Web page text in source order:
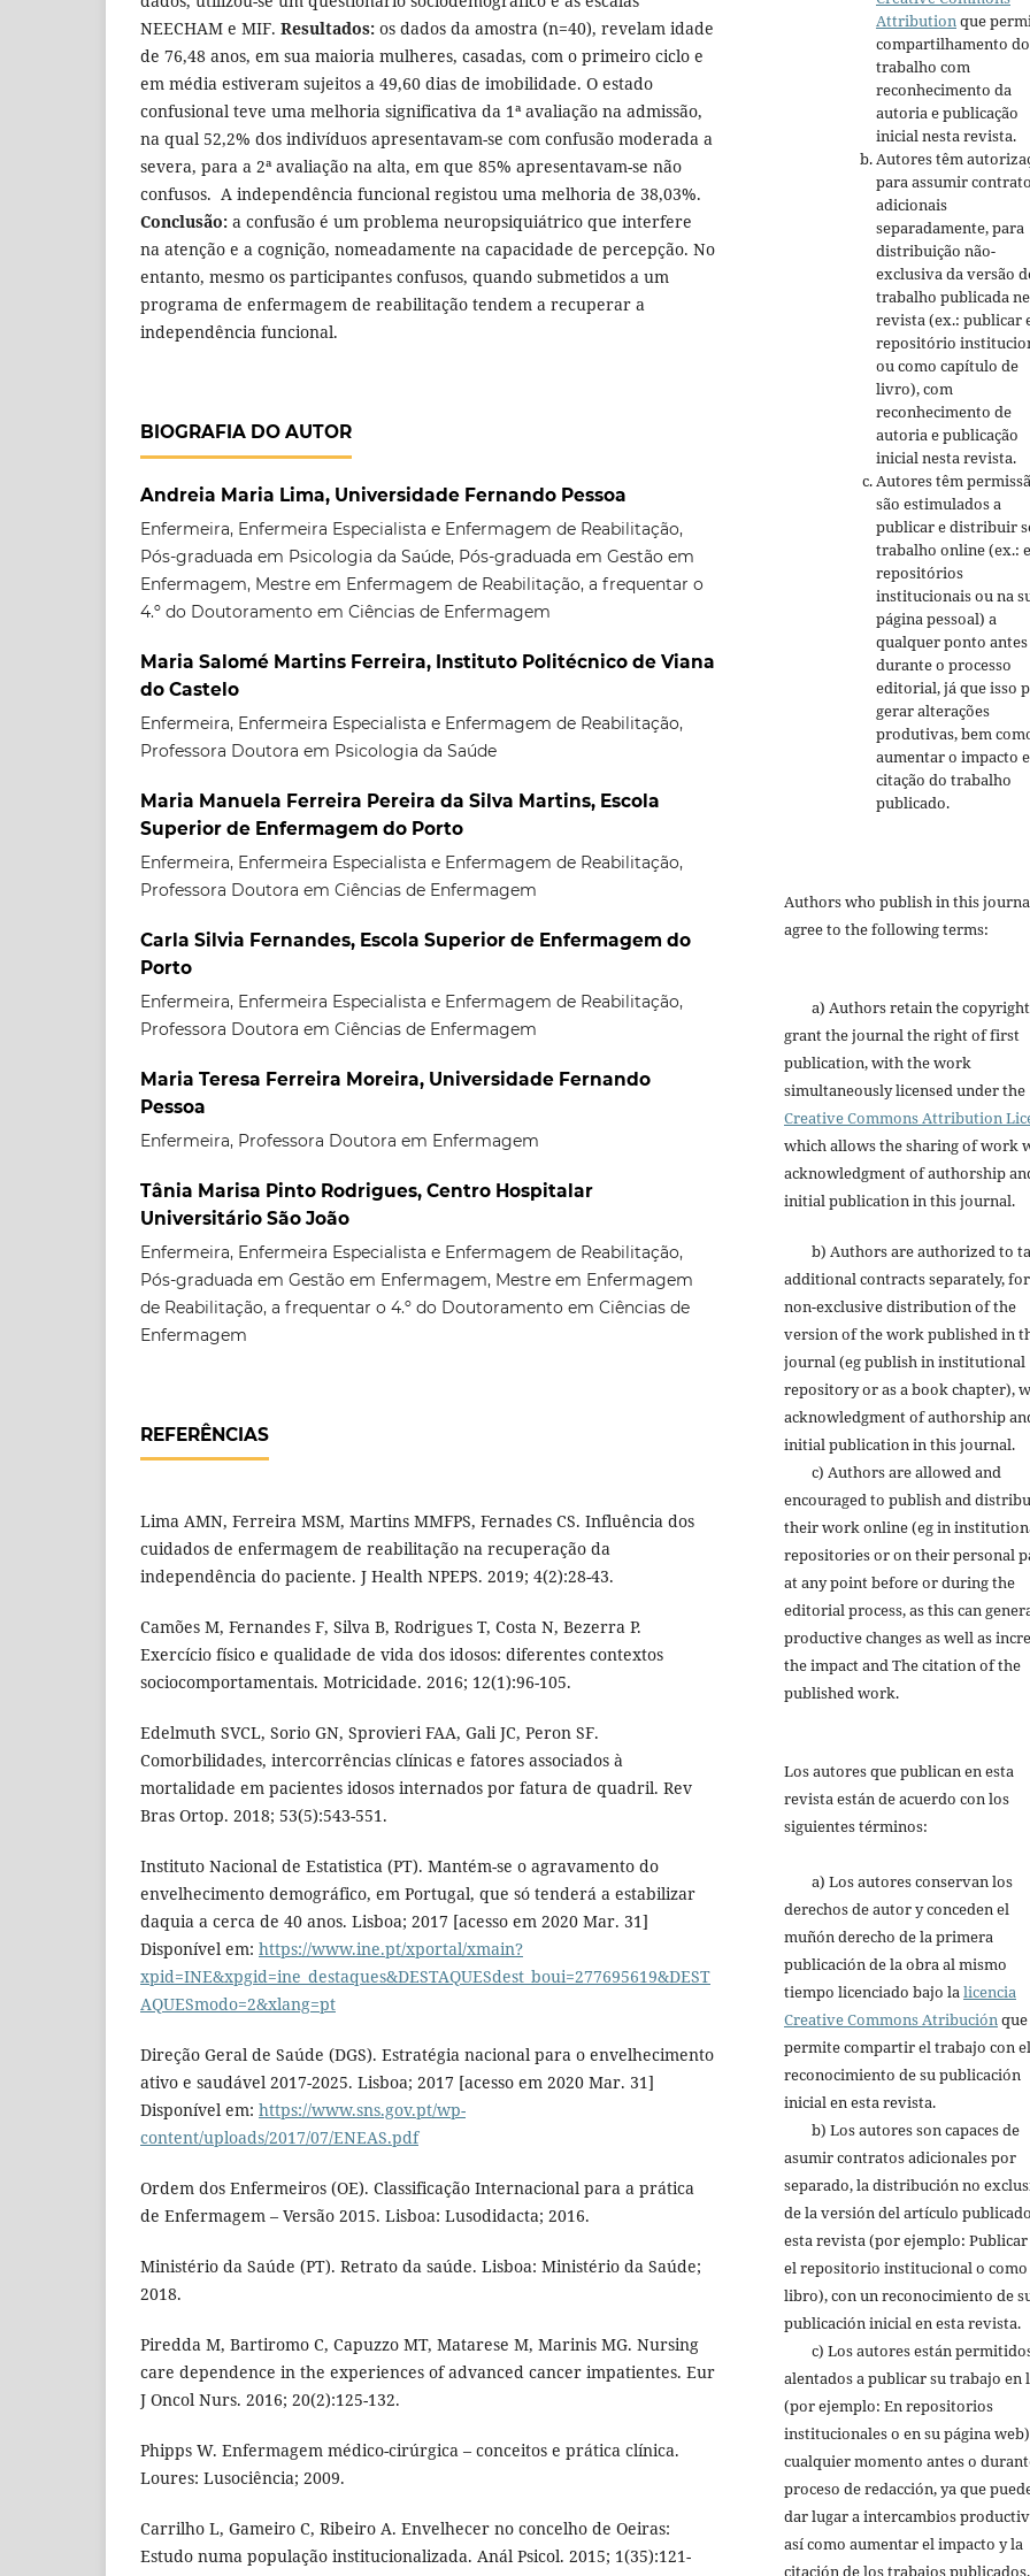
NEECHAM e MIF. Resultados: os dados da amostra (n=40), revelam idade
de 76,48 anos, em sua maioria mulheres, casadas, com o primeiro ciclo e
em média estiveram sujeitos a 49,60 dias de imobilidade. O estado
confusional teve uma melhoria significativa da 1ª avaliação na admissão,
na qual 52,2% dos indivíduos apresentavam-se com confusão moderada a
severa, para a 2ª avaliação na alta, em que 85% apresentavam-se não
confusos. A independência funcional registou uma melhoria de 38,03%.
Conclusão: a confusão é um problema neuropsiquiátrico que interfere
na atenção e a cognição, nomeadamente na capacidade de percepção. No
entanto, mesmo os participantes confusos, quando submetidos a um
programa de enfermagem de reabilitação tendem a recuperar a
independência funcional.
BIOGRAFIA DO AUTOR
Andreia Maria Lima, Universidade Fernando Pessoa
Enfermeira, Enfermeira Especialista e Enfermagem de Reabilitação,
Pós-graduada em Psicologia da Saúde, Pós-graduada em Gestão em
Enfermagem, Mestre em Enfermagem de Reabilitação, a frequentar o
4.º do Doutoramento em Ciências de Enfermagem
Maria Salomé Martins Ferreira, Instituto Politécnico de Viana
do Castelo
Enfermeira, Enfermeira Especialista e Enfermagem de Reabilitação,
Professora Doutora em Psicologia da Saúde
Maria Manuela Ferreira Pereira da Silva Martins, Escola
Superior de Enfermagem do Porto
Enfermeira, Enfermeira Especialista e Enfermagem de Reabilitação,
Professora Doutora em Ciências de Enfermagem
Carla Silvia Fernandes, Escola Superior de Enfermagem do
Porto
Enfermeira, Enfermeira Especialista e Enfermagem de Reabilitação,
Professora Doutora em Ciências de Enfermagem
Maria Teresa Ferreira Moreira, Universidade Fernando
Pessoa
Enfermeira, Professora Doutora em Enfermagem
Tânia Marisa Pinto Rodrigues, Centro Hospitalar
Universitário São João
Enfermeira, Enfermeira Especialista e Enfermagem de Reabilitação,
Pós-graduada em Gestão em Enfermagem, Mestre em Enfermagem
de Reabilitação, a frequentar o 4.º do Doutoramento em Ciências de
Enfermagem
REFERÊNCIAS
Lima AMN, Ferreira MSM, Martins MMFPS, Fernades CS. Influência dos
cuidados de enfermagem de reabilitação na recuperação da
independência do paciente. J Health NPEPS. 2019; 4(2):28-43.
Camões M, Fernandes F, Silva B, Rodrigues T, Costa N, Bezerra P.
Exercício físico e qualidade de vida dos idosos: diferentes contextos
sociocomportamentais. Motricidade. 2016; 12(1):96-105.
Edelmuth SVCL, Sorio GN, Sprovieri FAA, Gali JC, Peron SF.
Comorbilidades, intercorrências clínicas e fatores associados à
mortalidade em pacientes idosos internados por fatura de quadril. Rev
Bras Ortop. 2018; 53(5):543-551.
Instituto Nacional de Estatistica (PT). Mantém-se o agravamento do
envelhecimento demográfico, em Portugal, que só tenderá a estabilizar
daquia a cerca de 40 anos. Lisboa; 2017 [acesso em 2020 Mar. 31]
Disponível em: https://www.ine.pt/xportal/xmain?
xpid=INE&xpgid=ine_destaques&DESTAQUESdest_boui=277695619&DEST
AQUESmodo=2&xlang=pt
Direção Geral de Saúde (DGS). Estratégia nacional para o envelhecimento
ativo e saudável 2017-2025. Lisboa; 2017 [acesso em 2020 Mar. 31]
Disponível em: https://www.sns.gov.pt/wp-
content/uploads/2017/07/ENEAS.pdf
Ordem dos Enfermeiros (OE). Classificação Internacional para a prática
de Enfermagem – Versão 2015. Lisboa: Lusodidacta; 2016.
Ministério da Saúde (PT). Retrato da saúde. Lisboa: Ministério da Saúde;
2018.
Piredda M, Bartiromo C, Capuzzo MT, Matarese M, Marinis MG. Nursing
care dependence in the experiences of advanced cancer impatientes. Eur
J Oncol Nurs. 2016; 20(2):125-132.
Phipps W. Enfermagem médico-cirúrgica – conceitos e prática clínica.
Loures: Lusociência; 2009.
Carrilho L, Gameiro C, Ribeiro A. Envelhecer no concelho de Oeiras:
Estudo numa população institucionalizada. Anál Psicol. 2015; 1(35):121-
Attributionque
compartilhamento do
trabalho com
reconhecimento da
autoria e publicação
inicial nesta revista.
Autores têm
para assumir
adicionais
separadamente, para
distribuição não-
exclusiva da versão
trabalho publicada
revista (ex.: publicar
repositório
ou como capítulo de
livro), com
reconhecimento de
autoria e publicação
inicial nesta revista.
Autores têm
são estimulados a
publicar e distribuir
trabalho online (ex.:
repositórios
institucionais ou na
página pessoal) a
qualquer ponto
durante o processo
editorial, já que isso
gerar alterações
produtivas, bem
aumentar o impacto
citação do trabalho
publicado.
Authors who publish in this
agree to the following terms:
a) Authors retain the
grant the journal the right of first
publication, with the work
simultaneously licensed under the
Creative Commons Attribution
which allows the sharing of work
acknowledgment of authorship
initial publication in this journal.
b) Authors are authorized to
additional contracts separately, for
non-exclusive distribution of the
version of the work published in
journal (eg publish in institutional
repository or as a book chapter),
acknowledgment of authorship
initial publication in this journal.
c) Authors are allowed and
encouraged to publish and
their work online (eg in
repositories or on their personal
at any point before or during the
editorial process, as this can
productive changes as well as
the impact and The citation of the
published work.
Los autores que publican en esta
revista están de acuerdo con los
siguientes términos:
a) Los autores conservan los
derechos de autor y conceden el
muñón derecho de la primera
publicación de la obra al mismo
tiempo licenciado bajo lalicencia
Creative Commons Atribuciónque
permite compartir el trabajo con el
reconocimiento de su publicación
inicial en esta revista.
b) Los autores son capaces de
asumir contratos adicionales por
separado, la distribución no
de la versión del artículo
esta revista (por ejemplo: Publicar
el repositorio institucional o
libro), con un reconocimiento de
publicación inicial en esta revista.
c) Los autores están
alentados a publicar su trabajo en
(por ejemplo: En repositorios
institucionales o en su página
cualquier momento antes o
proceso de redacción, ya que
dar lugar a intercambios
así como aumentar el impacto y la
citación de los trabajos publicados.